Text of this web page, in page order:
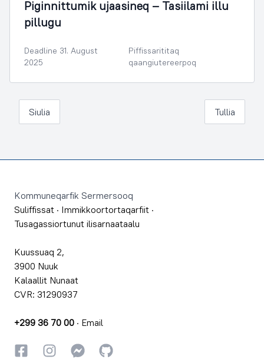
Piginnittumik ujaasineq – Tasiilami illu
pillugu
Deadline 31. August
2025
Piffissarititaq
qaangiutereerpoq
Siulia Tullia
Kommuneqarfik Sermersooq
Suliffissat · Immikkoortortaqarfiit ·
Tusagassiortunut ilisarnaataalu
Kuussuaq 2,
3900 Nuuk
Kalaallit Nunaat
CVR: 31290937
+299 36 70 00 · Email
FacebookkiInstagrammiInstagrammi
GitHub